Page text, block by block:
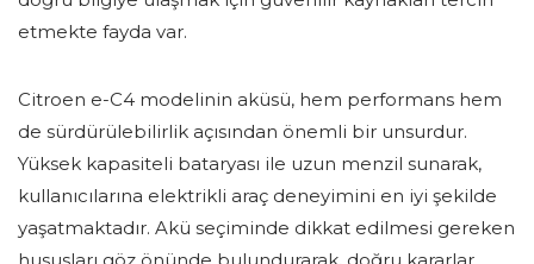
etmekte fayda var.
Citroen e-C4 modelinin aküsü, hem performans hem
de sürdürülebilirlik açısından önemli bir unsurdur.
Yüksek kapasiteli bataryası ile uzun menzil sunarak,
kullanıcılarına elektrikli araç deneyimini en iyi şekilde
yaşatmaktadır. Akü seçiminde dikkat edilmesi gereken